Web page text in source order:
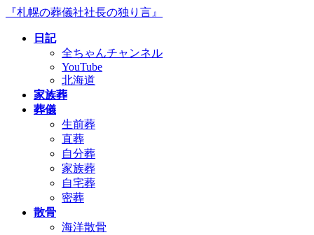
コ
ナ
『札幌の葬儀社社長の独り言』
日記
全ちゃんチャンネル
YouTube
北海道
家族葬
葬儀
生前葬
直葬
自分葬
家族葬
自宅葬
密葬
散骨
海洋散骨